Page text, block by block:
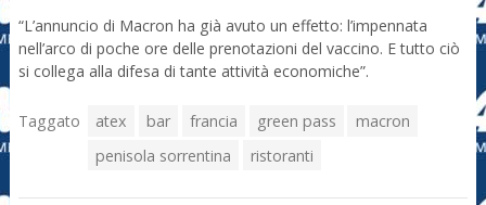
“L’annuncio di Macron ha già avuto un effetto: l’impennata
nell’arco di poche ore delle prenotazioni del vaccino. E tutto ciò
si collega alla difesa di tante attività economiche”.
Taggato atex bar francia green pass
macron
penisola sorrentina
ristoranti